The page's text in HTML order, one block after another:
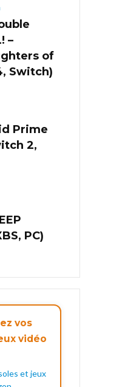
–
of
Switch)
Prime
2,
PC)
vos
vidéo